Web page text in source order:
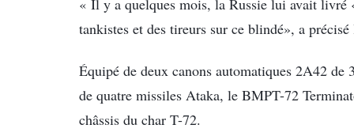
« Il y a quelques mois, la Russie lui avait
tankistes et des tireurs sur ce blindé», a
Équipé de deux canons automatiques 2A42
de quatre missiles Ataka, le BMPT-72
châssis du char T-72.